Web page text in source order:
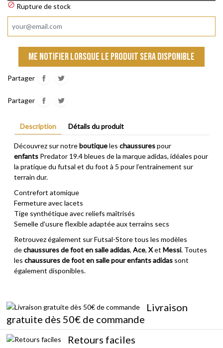
 Rupture de stock
Me notifier lorsque le produit sera disponible
Partager
Partager
Description Détails du produit
Découvrez sur notreboutiqueles chaussurespour
enfantsPredator 19.4 bleues de la marque adidas, idéales pour
la pratique du futsal et du foot à 5 pour l’entrainement sur
terrain dur.
Contrefort atomique
Fermeture avec lacets
Tige synthétique avec reliefs maîtrisés
Semelle d'usure flexible adaptée aux terrains secs
Retrouvez également sur Futsal-Store tous les modèles
dechaussures de foot en salle adidas, Ace, Xet Messi. Toutes
les chaussures de foot en salle pour enfants adidassont
également disponibles.
Livraison
gratuite dès 50€ de commande
Retours faciles